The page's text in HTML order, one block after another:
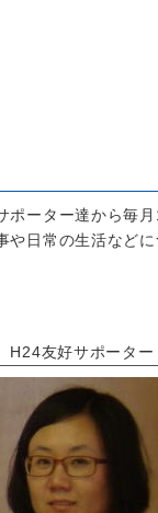
ポーター達から毎
や日常の生活など
H24友好サポーター